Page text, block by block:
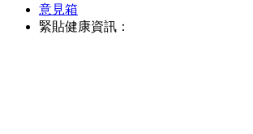
意見箱
緊貼健康資訊：